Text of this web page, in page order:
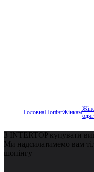
ГоловнаШопінгЖінкамодяг
З INTERTOP купувати
Ми надсилатимемо вам
шопінгу